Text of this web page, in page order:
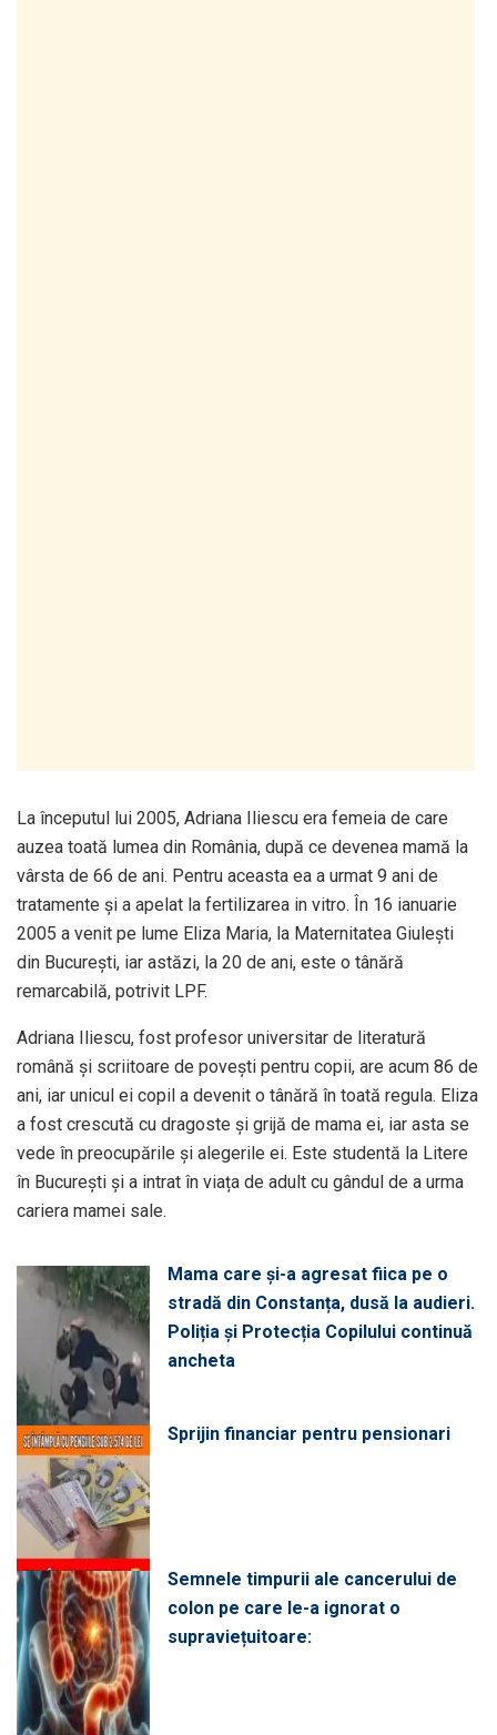
La începutul lui 2005, Adriana Iliescu era femeia de care
auzea toată lumea din România, după ce devenea mamă la
vârsta de 66 de ani. Pentru aceasta ea a urmat 9 ani de
tratamente și a apelat la fertilizarea in vitro. În 16 ianuarie
2005 a venit pe lume Eliza Maria, la Maternitatea Giulești
din București, iar astăzi, la 20 de ani, este o tânără
remarcabilă, potrivit LPF.
Adriana Iliescu, fost profesor universitar de literatură
română și scriitoare de povești pentru copii, are acum 86 de
ani, iar unicul ei copil a devenit o tânără în toată regula. Eliza
a fost crescută cu dragoste și grijă de mama ei, iar asta se
vede în preocupările și alegerile ei. Este studentă la Litere
în București și a intrat în viața de adult cu gândul de a urma
cariera mamei sale.
Mama care și-a agresat fiica pe o
stradă din Constanța, dusă la audieri.
Poliția și Protecția Copilului continuă
ancheta
Sprijin financiar pentru pensionari
Semnele timpurii ale cancerului de
colon pe care le-a ignorat o
supraviețuitoare: